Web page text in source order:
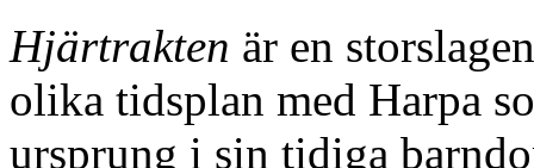
Hjärtrakten är en
olika tidsplan med Harpa
ursprung i sin tidiga